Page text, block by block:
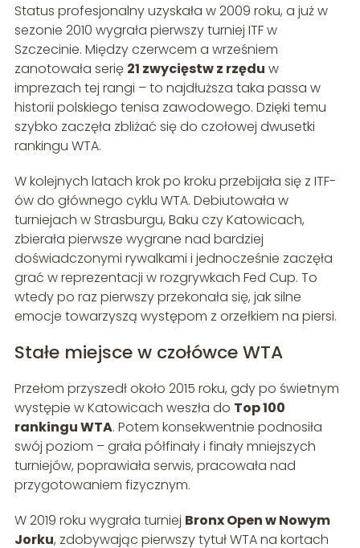
Status profesjonalny uzyskała w 2009 roku, a już w
sezonie 2010 wygrała pierwszy turniej ITF w
Szczecinie. Między czerwcem a wrześniem
zanotowała serię 21 zwycięstw z rzędu w
imprezach tej rangi – to najdłuższa taka passa w
historii polskiego tenisa zawodowego. Dzięki temu
szybko zaczęła zbliżać się do czołowej dwusetki
rankingu WTA.
W kolejnych latach krok po kroku przebijała się z ITF-
ów do głównego cyklu WTA. Debiutowała w
turniejach w Strasburgu, Baku czy Katowicach,
zbierała pierwsze wygrane nad bardziej
doświadczonymi rywalkami i jednocześnie zaczęła
grać w reprezentacji w rozgrywkach Fed Cup. To
wtedy po raz pierwszy przekonała się, jak silne
emocje towarzyszą występom z orzełkiem na piersi.
Stałe miejsce w czołówce WTA
Przełom przyszedł około 2015 roku, gdy po świetnym
występie w Katowicach weszła do Top 100
rankingu WTA. Potem konsekwentnie podnosiła
swój poziom – grała półfinały i finały mniejszych
turniejów, poprawiała serwis, pracowała nad
przygotowaniem fizycznym.
W 2019 roku wygrała turniej Bronx Open w Nowym
Jorku, zdobywając pierwszy tytuł WTA na kortach